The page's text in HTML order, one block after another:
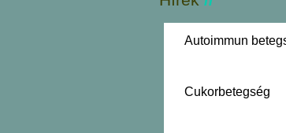
Autoimmun
Cukorbetegség